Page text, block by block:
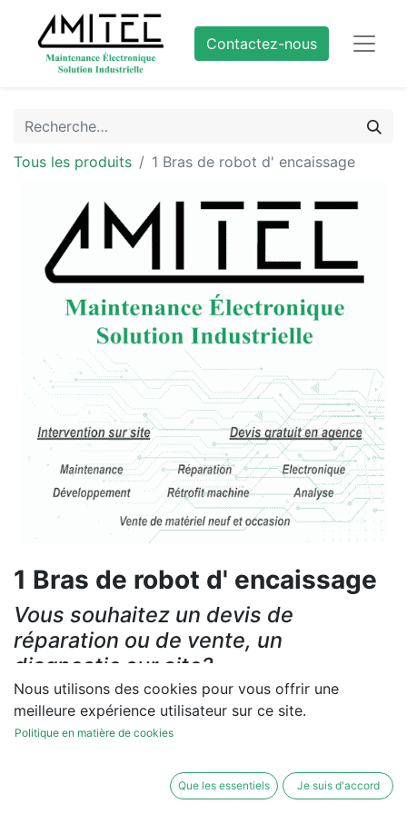
Contactez-nous
Tous les produits 1 Bras de robot d' encaissage
1 Bras de robot d' encaissage
Vous souhaitez un devis de
réparation ou de vente, un
diagnostic sur site?
Contactez-nous
Les réparations et les ventes sont garanties
Nous utilisons des cookies pour vous offrir une
meilleure expérience utilisateur sur ce site.
Politique en matière de cookies
Que les essentiels Je suis d'accord